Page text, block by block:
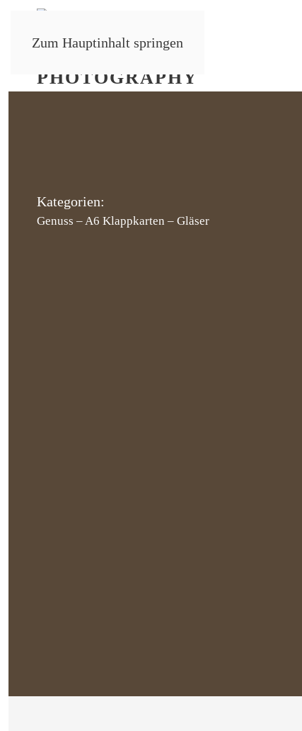
Zum Hauptinhalt springen
Kategorien:
Genuss –A6 Klappkarten – Gläser